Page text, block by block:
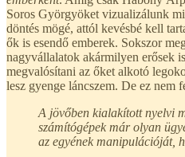
Soros Györgyöket vizualizálunk
döntés mögé, attól kevésbé kell
ők is esendő emberek. Sokszor
nagyvállalatok akármilyen erősek
megvalósítani az őket alkotó
lesz gyenge láncszem. De ez nem
A jövőben kialakított nyelvi
számítógépek már olyan
az egyének manipulációját,